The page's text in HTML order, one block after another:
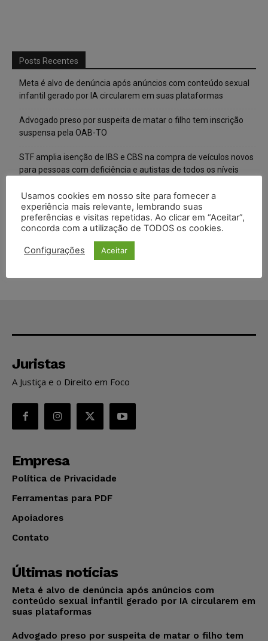
Posts Recentes
Meta é alvo de denúncia após anúncios com conteúdo sexual
infantil gerado por IA circularem em suas plataformas
Advogado preso por suspeita de matar o filho tem inscrição
suspensa pela OAB-TO
STF amplia isenção de IBS e CBS na compra de veículos novos
para pessoas com deficiência e autistas de todos os níveis
Justiça do Trabalho mantém justa causa de empregado que
vendia canetas emagrecedoras no local de trabalho
Justiça de SP decreta prisão de suspeito investigado na morte
Juristas
A Justiça e o Direito em Foco
Empresa
Política de Privacidade
Ferramentas para PDF
Apoiadores
Contato
Últimas notícias
Meta é alvo de denúncia após anúncios com
conteúdo sexual infantil gerado por IA circularem em
suas plataformas
Advogado preso por suspeita de matar o filho tem
Usamos cookies em nosso site para fornecer a
experiência mais relevante, lembrando suas
preferências e visitas repetidas. Ao clicar em “Aceitar”,
concorda com a utilização de TODOS os cookies.
Configurações Aceitar